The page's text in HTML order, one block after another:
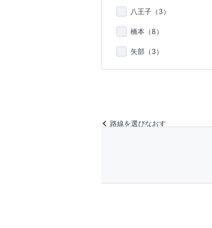
八王子（3）
橋本（8）
矢部（3）
路線を選びなおす